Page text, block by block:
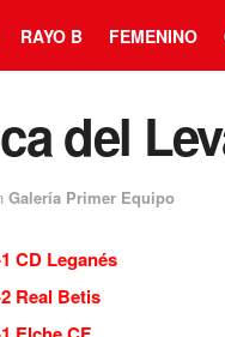
RAYO B FEMENINO
del
Galería Primer Equipo
CD Leganés
Real Betis